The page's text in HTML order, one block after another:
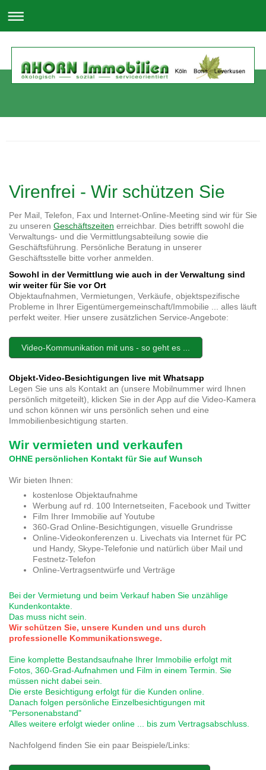
Virenfrei - Wir schützen Sie
Per Mail, Telefon, Fax und Internet-Online-Meeting sind wir für Sie
zu unseren Geschäftszeiten erreichbar. Dies betrifft sowohl die
Verwaltungs- und die Vermittlungsabteilung sowie die
Geschäftsführung. Persönliche Beratung in unserer
Geschäftsstelle bitte vorher anmelden.
Sowohl in der Vermittlung wie auch in der Verwaltung sind
wir weiter für Sie vor Ort
Objektaufnahmen, Vermietungen, Verkäufe, objektspezifische
Probleme in Ihrer Eigentümergemeinschaft/Immobilie ... alles läuft
perfekt weiter. Hier unsere zusätzlichen Service-Angebote:
Video-Kommunikation mit uns - so geht es ...
Objekt-Video-Besichtigungen live mit Whatsapp
Legen Sie uns als Kontakt an (unsere Mobilnummer wird Ihnen
persönlich mitgeteilt), klicken Sie in der App auf die Video-Kamera
und schon können wir uns persönlich sehen und eine
Immobilienbesichtigung starten.
Wir vermieten und verkaufen
OHNE persönlichen Kontakt für Sie auf Wunsch
Wir bieten Ihnen:
kostenlose Objektaufnahme
Werbung auf rd. 100 Internetseiten, Facebook und Twitter
Film Ihrer Immobilie auf Youtube
360-Grad Online-Besichtigungen, visuelle Grundrisse
Online-Videokonferenzen u. Livechats via Internet für PC
und Handy, Skype-Telefonie und natürlich über Mail und
Festnetz-Telefon
Online-Vertragsentwürfe und Verträge
Bei der Vermietung und beim Verkauf haben Sie unzählige
Kundenkontakte.
Das muss nicht sein.
Wir schützen Sie, unsere Kunden und uns durch
professionelle Kommunikationswege.
Eine komplette Bestandsaufnahe Ihrer Immobilie erfolgt mit
Fotos, 360-Grad-Aufnahmen und Film in einem Termin. Sie
müssen nicht dabei sein.
Die erste Besichtigung erfolgt für die Kunden online.
Danach folgen persönliche Einzelbesichtigungen mit
"Personenabstand"
Alles weitere erfolgt wieder online ... bis zum Vertragsabschluss.
Nachfolgend finden Sie ein paar Beispiele/Links: